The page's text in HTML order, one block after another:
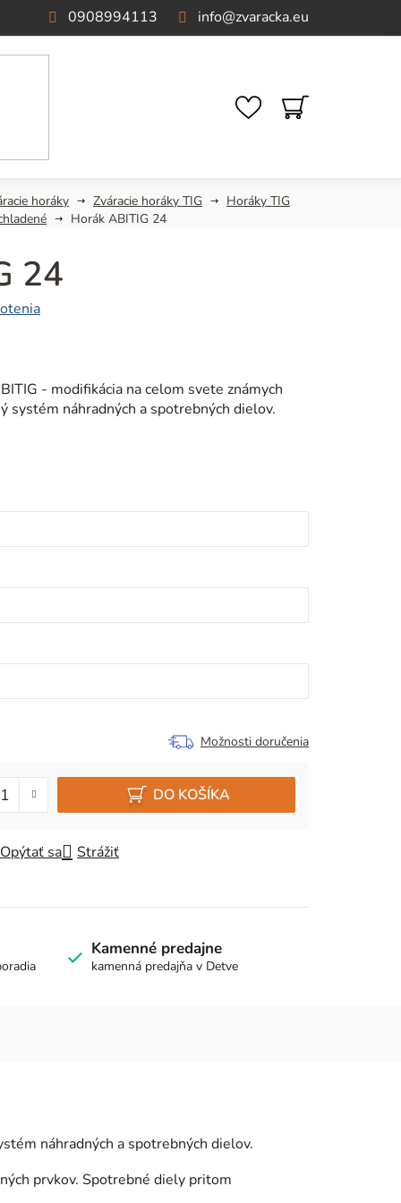
info@zvaracka.eu
0908994113
NÁKUPNÝ
KOŠÍK
horáky Zváracie horáky TIG
Horáky TIG
Horák ABITIG 24
24
- modifikácia na celom svete známych
systém náhradných a spotrebných dielov.
Možnosti doručenia
DO KOŠÍKA
Opýtať sa Strážiť
Kamenné predajne
kamenná predajňa v Detve
náhradných a spotrebných dielov.
prvkov. Spotrebné diely pritom